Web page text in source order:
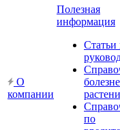
О
компании
Полезная
информация
Статьи
по